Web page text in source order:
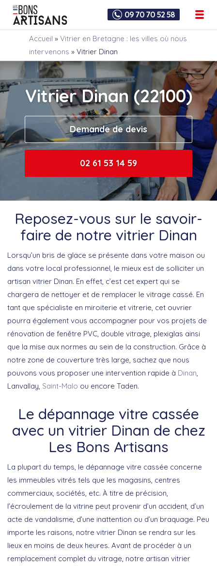
09 70 70 52 58
Accueil » Vitrier en Bretagne : les villes où nous
intervenons » Vitrier Dinan
Vitrier Dinan (22100)
Demande de devis
02 61 53 14 59
Reposez-vous sur le savoir-
faire de notre vitrier Dinan
Lorsqu’un bris de glace se présente dans votre maison ou
dans votre local professionnel, le mieux est de solliciter un
artisan vitrier Dinan. En effet, c’est cet expert qui se
chargera de nettoyer et de remplacer le vitrage cassé. En
tant que spécialiste en miroiterie et vitrerie, cet ouvrier
pourra également vous accompagner pour vos projets de
rénovation de fenêtre PVC, double vitrage, plexiglas ainsi
que la mise aux normes au sein de la construction. Grâce à
notre zone de couverture très large, sachez que nous
pouvons vous proposer une intervention rapide à Dinan
Lanvallay, Saint-Malo ou encore Taden.
Le dépannage vitre cassée
avec un vitrier Dinan de chez
Les Bons Artisans
La plupart du temps, le dépannage vitre cassée concerne
les immeubles vitrés tels que les magasins, centres
commerciaux, sociétés, etc. À titre de précision,
l’écroulement de la vitrine peut provenir d’un accident, d’un
acte de vandalisme, d’une inattention ou d’un braquage. Peu
importe les raisons, notre vitrier Dinan se rendra sur les
lieux en moins de deux heures. Avant de procéder à un
remplacement complet du vitrage, notre artisan vitrier